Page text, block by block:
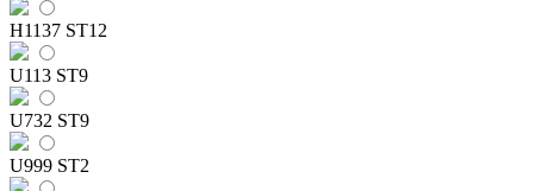
H1137 ST12
U113 ST9
U732 ST9
U999 ST2